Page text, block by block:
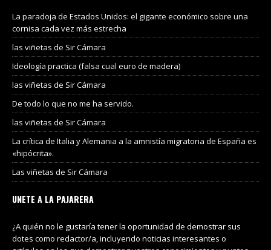
La paradoja de Estados Unidos: el gigante económico sobre una
cornisa cada vez más estrecha
las viñetas de Sir Cámara
Ideología practica (falsa cual euro de madera)
las viñetas de Sir Cámara
De todo lo que no me ha servido.
las viñetas de Sir Cámara
La crítica de Italia y Alemania a la amnistía migratoria de España es
«hipócrita».
Las viñetas de Sir Cámara
UNETE A LA PAJARERA
¿A quién no le gustaría tener la oportunidad de demostrar sus
dotes como redactor/a, incluyendo noticias interesantes o